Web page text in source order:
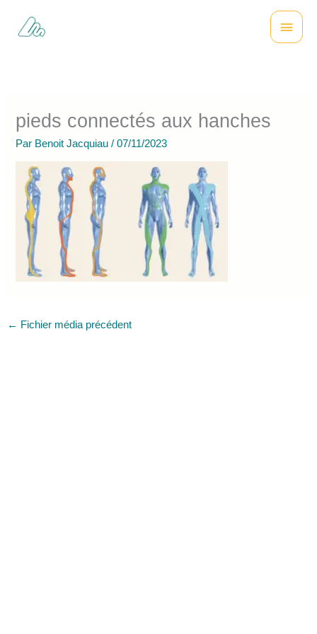
contenu
Menu
pieds connectés aux hanches
Par Benoit Jacquiau/07/11/2023
← Fichier média précédent